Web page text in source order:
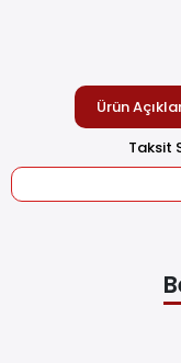
Ürün
Taksit